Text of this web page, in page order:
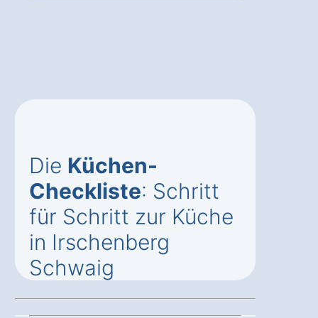
Die Küchen-
Checkliste: Schritt
für Schritt zur Küche
in Irschenberg
Schwaig